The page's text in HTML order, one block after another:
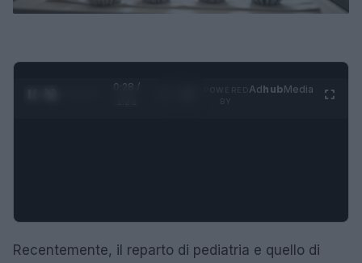
0:29 /
AdhubMedia
Recentemente, il reparto di pediatria e quello di